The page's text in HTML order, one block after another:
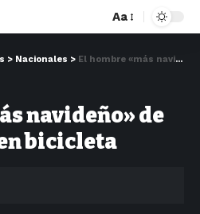
Aa
> Nacionales > El hombre «más navideño» de Manabí viaja en bicicleta
navideño» de
bicicleta